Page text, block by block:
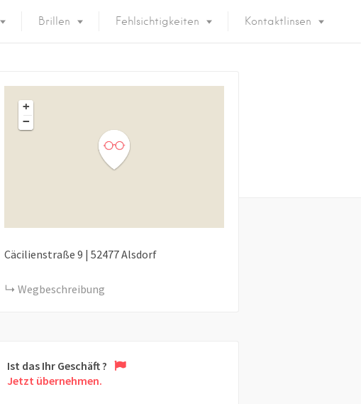
Brillen Fehlsichtigkeiten Kontaktlinsen
+
−
Cäcilienstraße 9 | 52477Alsdorf
Wegbeschreibung
Ist das Ihr Geschäft ?
Jetzt übernehmen.